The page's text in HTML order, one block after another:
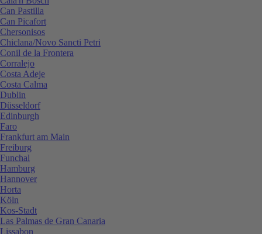
Can Pastilla
Can Picafort
Chersonisos
Chiclana/Novo Sancti Petri
Conil de la Frontera
Corralejo
Costa Adeje
Costa Calma
Dublin
Düsseldorf
Edinburgh
Faro
Frankfurt am Main
Freiburg
Funchal
Hamburg
Hannover
Horta
Köln
Kos-Stadt
Las Palmas de Gran Canaria
Lissabon